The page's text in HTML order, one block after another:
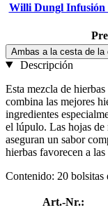
Willi Dungl
Ambas a la cesta de la
Descripción
Esta mezcla de
combina las mejores
ingredientes
el lúpulo. Las hojas de
aseguran un sabor
hierbas favorecen a
Contenido: 20 bolsitas
Art.-Nr.: